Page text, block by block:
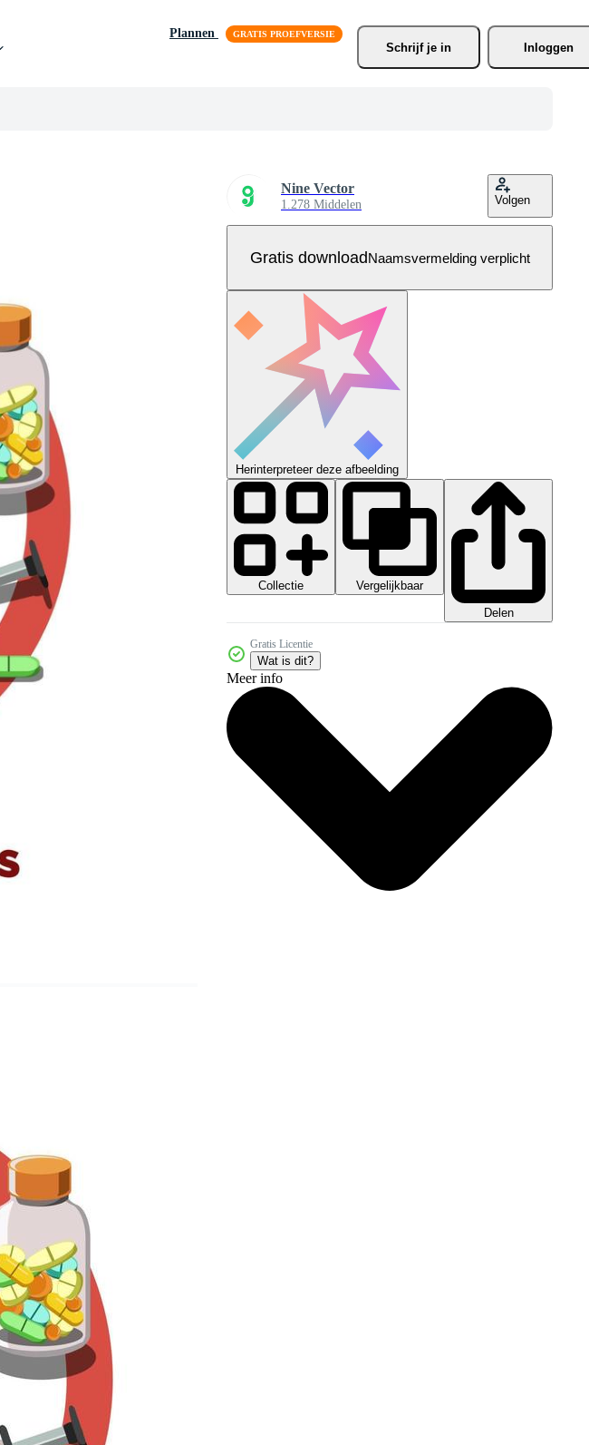
Plannen
Schrijf je in Inloggen
Nine Vector
1.278 Middelen Volgen
Gratis downloadNaamsvermelding verplicht
Herinterpreteer deze afbeelding
Collectie
Vergelijkbaar
Delen
Gratis Licentie
Wat is dit?
Meer info